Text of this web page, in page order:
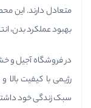
متعادل دارند. این
بهبود عملکرد بدن،
در فروشگاه آجیل و
رژیمی با کیفیت
سبک زندگی خود